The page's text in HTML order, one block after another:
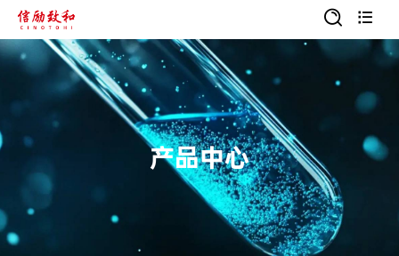
 
产品中心